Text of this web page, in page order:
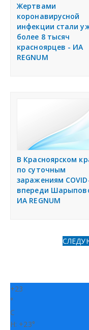
Разместить
Регионы России
Жертвами
коронавирусной
инфекции стали
более 8 тысяч
красноярцев - ИА
REGNUM
В Красноярском
по суточным
заражениям
впереди
ИА REGNUM
+23
°
C
H: +23°